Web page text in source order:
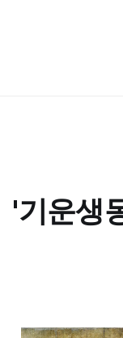
푸른 빛이 짙고
깊이였거든요.
흙으로 바뀌니
진 느낌이 드는
그러면 백자의
다. 세자는 동궁
다섯 명을 소개
따른 소장품이
섹션 2.
'기운생